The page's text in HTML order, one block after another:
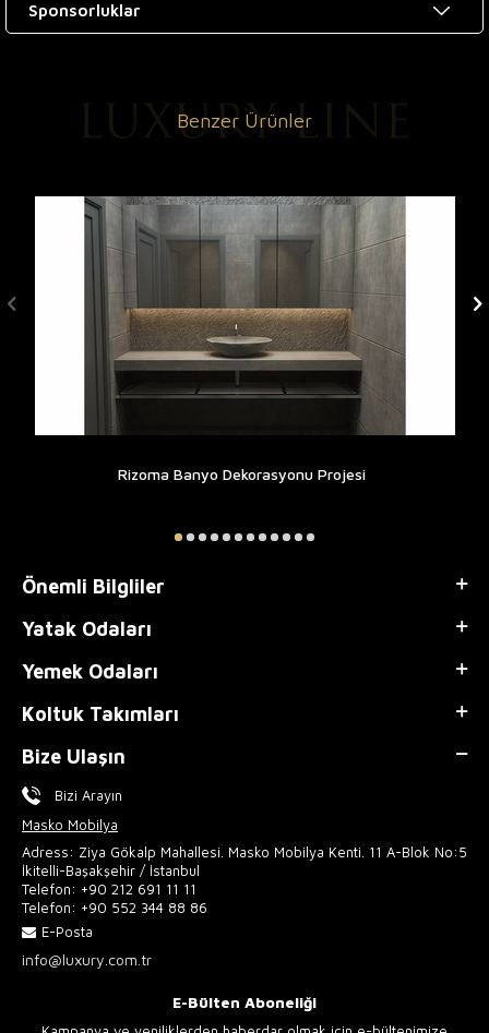
Sponsorluklar
Benzer Ürünler
Rizoma Banyo Dekorasyonu Projesi
Önemli Bilgliler
Yatak Odaları
Yemek Odaları
Koltuk Takımları
Bize Ulaşın
Bizi Arayın
Masko Mobilya
Adress: Ziya Gökalp Mahallesi. Masko Mobilya Kenti. 11 A-Blok No:5
İkitelli-Başakşehir / İstanbul
Telefon: +90 212 691 11 11
Telefon: +90 552 344 88 86
E-Posta
info@luxury.com.tr
E-Bülten Aboneliği